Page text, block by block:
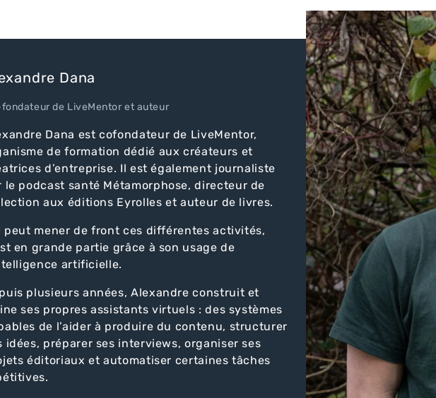
Dana
fondateur de LiveMentor et auteur
Dana est cofondateur de LiveMentor,
de formation dédié aux créateurs et
d’entreprise. Il est également journaliste
le podcast santé Métamorphose, directeur de
aux éditions Eyrolles et auteur de livres.
peut mener de front ces différentes activités,
en grande partie grâce à son usage de
artificielle.
plusieurs années, Alexandre construit et
ses propres assistants virtuels : des systèmes
de l’aider à produire du contenu, structurer
idées, préparer ses interviews, organiser ses
éditoriaux et automatiser certaines tâches